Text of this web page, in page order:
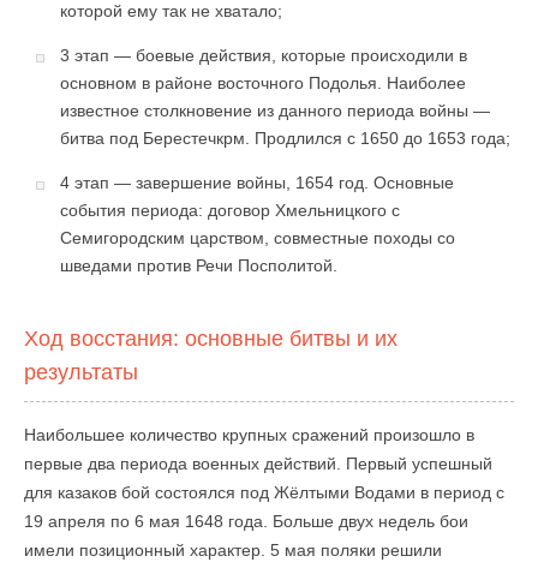
которой ему так не хватало;
3 этап — боевые действия, которые происходили в
основном в районе восточного Подолья. Наиболее
известное столкновение из данного периода войны —
битва под Берестечкрм. Продлился с 1650 до 1653 года;
4 этап — завершение войны, 1654 год. Основные
события периода: договор Хмельницкого с
Семигородским царством, совместные походы со
шведами против Речи Посполитой.
Ход восстания: основные битвы и их
результаты
Наибольшее количество крупных сражений произошло в
первые два периода военных действий. Первый успешный
для казаков бой состоялся под Жёлтыми Водами в период с
19 апреля по 6 мая 1648 года. Больше двух недель бои
имели позиционный характер. 5 мая поляки решили